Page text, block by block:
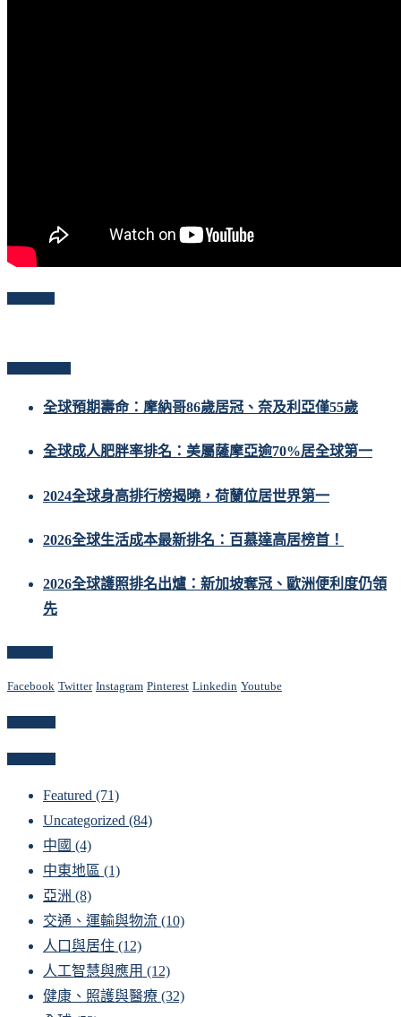
全球預期壽命：摩納哥86歲居冠、奈及利亞僅55歲
全球成人肥胖率排名：美屬薩摩亞逾70%居全球第一
2024全球身高排行榜揭曉，荷蘭位居世界第一
2026全球生活成本最新排名：百慕達高居榜首！
2026全球護照排名出爐：新加坡奪冠、歐洲便利度仍領
先
Facebook Twitter Instagram Pinterest Linkedin Youtube
Featured (71)
Uncategorized (84)
中國 (4)
中東地區 (1)
亞洲 (8)
交通、運輸與物流 (10)
人口與居住 (12)
人工智慧與應用 (12)
健康、照護與醫療 (32)